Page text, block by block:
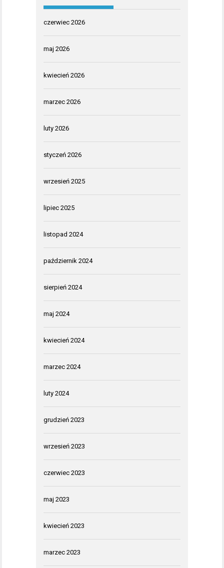
czerwiec 2026
maj 2026
kwiecień 2026
marzec 2026
luty 2026
styczeń 2026
wrzesień 2025
lipiec 2025
listopad 2024
październik 2024
sierpień 2024
maj 2024
kwiecień 2024
marzec 2024
luty 2024
grudzień 2023
wrzesień 2023
czerwiec 2023
maj 2023
kwiecień 2023
marzec 2023